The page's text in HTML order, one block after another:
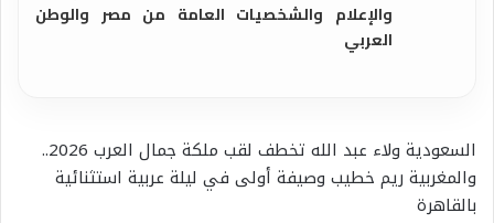
والإعلام والشخصيات العامة من مصر والوطن
العربي
السعودية ولاء عبد الله تخطف لقب ملكة جمال العرب 2026..
والمغربية ريم خطيب وصيفة أولى في ليلة عربية استثنائية
بالقاهرة